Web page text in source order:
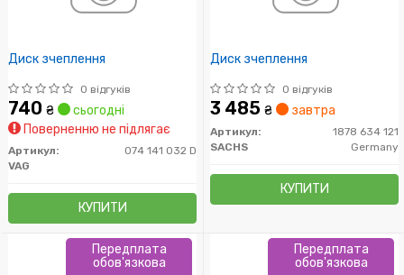
Диск зчеплення
0 відгуків
740 ₴
сьогодні
Поверненню не підлягає
Артикул:
074 141 032 D
VAG
КУПИТИ
Диск зчеплення
0 відгуків
3 485 ₴ завтра
Артикул:
1878 634 121
SACHS
Germany
КУПИТИ
Передплата
обов'язкова
Передплата
обов'язкова